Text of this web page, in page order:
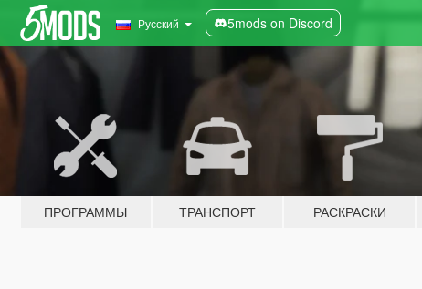
Русский 5mods on Discord
ПРОГРАММЫ ТРАНСПОРТ РАСКРАСКИ